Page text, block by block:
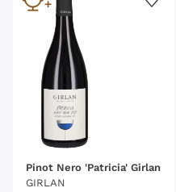
Pinot Nero 'Patricia' Girlan
GIRLAN